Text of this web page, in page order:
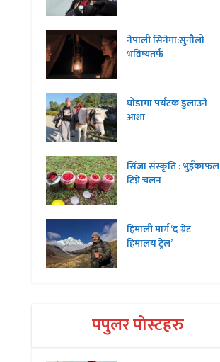
नेपाली सिनेमा:सुनौलो
भविष्यतर्फ
घोडामा पर्यटक डुलाउने
आशा
सिंजा संस्कृति : भुइँकाफल
टिप्ने चलन
हिमाली मार्ग ‘द ग्रेट
हिमालय ट्रेल’
पपुलर पोस्टहरु